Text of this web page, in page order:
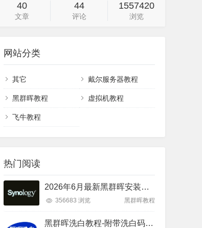
40
文章
44
评论
1557420
浏览
网站分类
其它 戴尔服务器教程
黑群晖教程 虚拟机教程
飞牛教程
热门阅读
2026年6月最新黑群晖安装教程（RR26.6.1+DSM7.4）
356683 浏览 黑群晖教程
黑群晖洗白教程-附带洗白码(2026年3月更新)